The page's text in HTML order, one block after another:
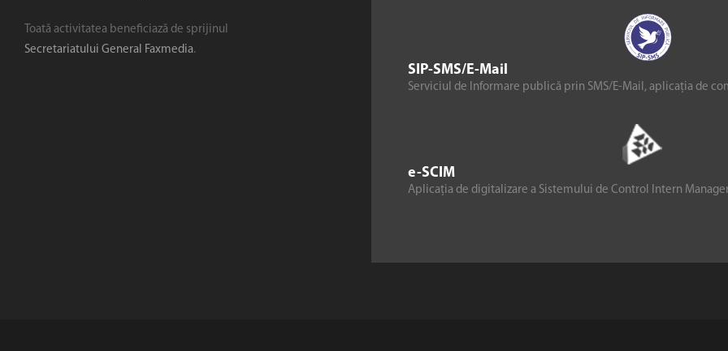
Toată activitatea beneficiază de sprijinul
Secretariatului General Faxmedia.
SIP-SMS/E-Mail
Serviciul de Informare publică prin SMS/E-Mail, aplicația de
e-SCIM
Aplicația de digitalizare a Sistemului de Control Intern